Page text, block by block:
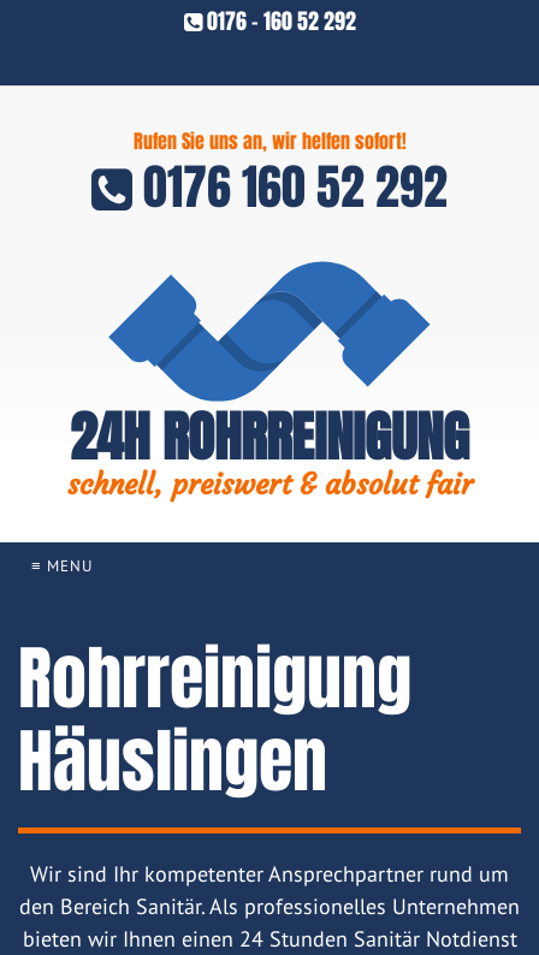
0176 - 160 52 292
Rufen Sie uns an, wir helfen sofort!
0176 160 52 292
24H ROHRREINIGUNG
schnell, preiswert & absolut fair
≡ MENU
Rohrreinigung
Häuslingen
Wir sind Ihr kompetenter Ansprechpartner rund um
den Bereich Sanitär. Als professionelles Unternehmen
bieten wir Ihnen einen 24 Stunden Sanitär Notdienst